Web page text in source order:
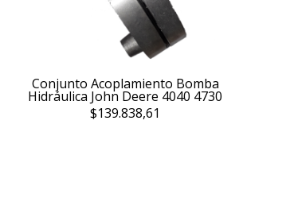
Conjunto Acoplamiento Bomba
Hidráulica John Deere 4040 4730
$139.838,61